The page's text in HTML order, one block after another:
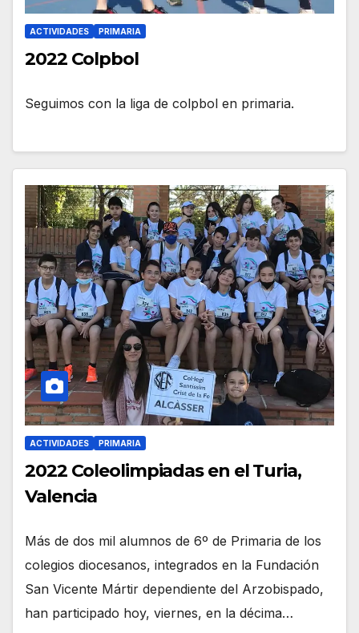
ACTIVIDADES PRIMARIA
2022 Colpbol
Seguimos con la liga de colpbol en primaria.
ACTIVIDADES PRIMARIA
2022 Coleolimpiadas en el Turia,
Valencia
Más de dos mil alumnos de 6º de Primaria de los
colegios diocesanos, integrados en la Fundación
San Vicente Mártir dependiente del Arzobispado,
han participado hoy, viernes, en la décima…